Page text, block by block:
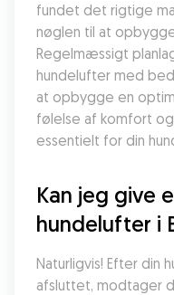
fundet det rigtige
nøglen til at
Regelmæssigt
hundelufter med
at opbygge en
følelse af komfort
essentielt for din
Kan jeg give
hundelufter i
Naturligvis! Efter din
afsluttet, modtager